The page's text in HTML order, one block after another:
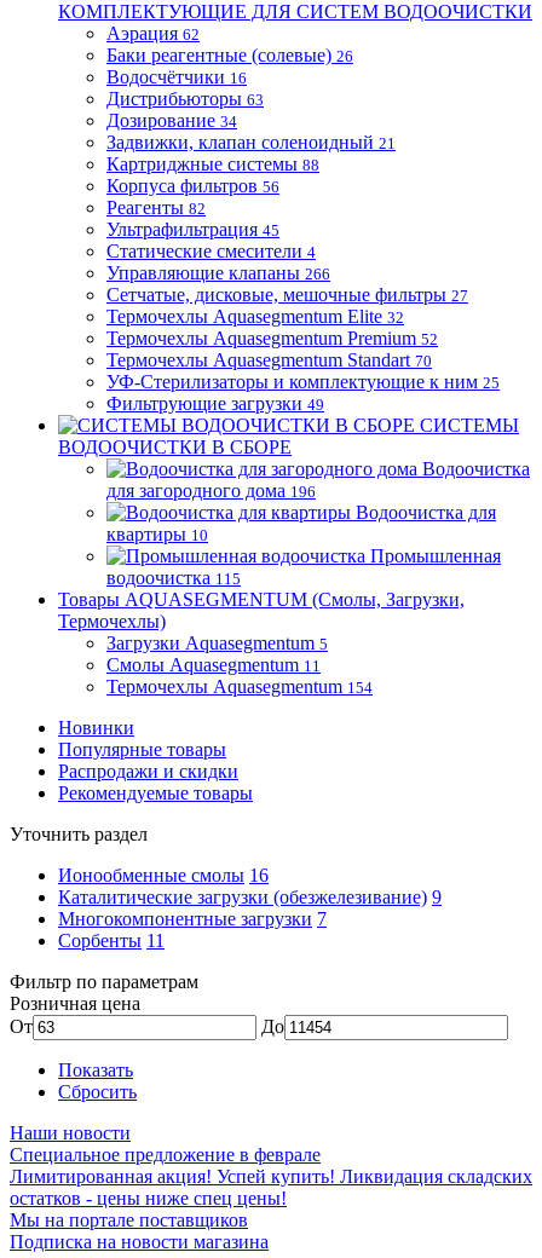
КОМПЛЕКТУЮЩИЕ ДЛЯ СИСТЕМ ВОДООЧИСТКИ
Аэрация 62
Баки реагентные (солевые) 26
Водосчётчики 16
Дистрибьюторы 63
Дозирование 34
Задвижки, клапан соленоидный 21
Картриджные системы 88
Корпуса фильтров 56
Реагенты 82
Ультрафильтрация 45
Статические смесители 4
Управляющие клапаны 266
Сетчатые, дисковые, мешочные фильтры 27
Термочехлы Aquasegmentum Elite 32
Термочехлы Aquasegmentum Premium 52
Термочехлы Aquasegmentum Standart 70
УФ-Стерилизаторы и комплектующие к ним 25
Фильтрующие загрузки 49
СИСТЕМЫ
ВОДООЧИСТКИ В СБОРЕ
Водоочистка
для загородного дома 196
Водоочистка для
квартиры 10
Промышленная
водоочистка 115
Товары AQUASEGMENTUM (Смолы, Загрузки,
Термочехлы)
Загрузки Aquasegmentum 5
Смолы Aquasegmentum 11
Термочехлы Aquasegmentum 154
Новинки
Популярные товары
Распродажи и скидки
Рекомендуемые товары
Уточнить раздел
Ионообменные смолы 16
Каталитические загрузки (обезжелезивание) 9
Многокомпонентные загрузки 7
Сорбенты 11
Фильтр по параметрам
Розничная цена
От
До
Показать
Сбросить
Наши новости
Специальное предложение в феврале
Лимитированная акция! Успей купить! Ликвидация складских
остатков - цены ниже спец цены!
Мы на портале поставщиков
Подписка на новости магазина